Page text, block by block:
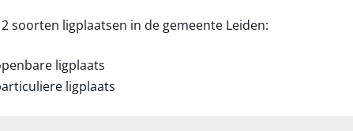
soorten ligplaatsen in de gemeente Leiden:
ligplaats
ligplaats